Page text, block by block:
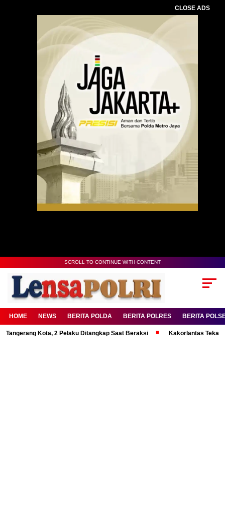
CLOSE ADS
SCROLL TO CONTINUE WITH CONTENT
HOME NEWS BERITA POLDA BERITA POLRES BERITA
Kota, 2 Pelaku Ditangkap Saat Beraksi Kakorlantas Tekankan